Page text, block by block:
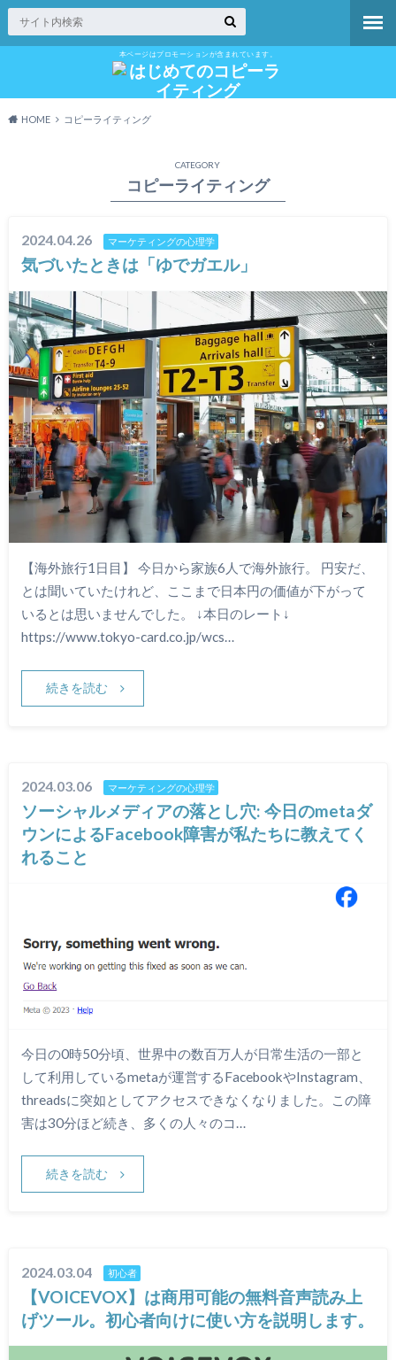
本ページはプロモーションが含まれています。
HOME コピーライティング
CATEGORY
コピーライティング
2024.04.26 マーケティングの心理学
気づいたときは「ゆでガエル」
【海外旅行1日目】 今日から家族6人で海外旅行。 円安だ、
とは聞いていたけれど、ここまで日本円の価値が下がって
いるとは思いませんでした。 ↓本日のレート↓
https://www.tokyo-card.co.jp/wcs…
続きを読む
2024.03.06 マーケティングの心理学
ソーシャルメディアの落とし穴: 今日のmetaダ
ウンによるFacebook障害が私たちに教えてく
れること
今日の0時50分頃、世界中の数百万人が日常生活の一部と
して利用しているmetaが運営するFacebookやInstagram、
threadsに突如としてアクセスできなくなりました。この障
害は30分ほど続き、多くの人々のコ…
続きを読む
2024.03.04 初心者
【VOICEVOX】は商用可能の無料音声読み上
げツール。初心者向けに使い方を説明します。